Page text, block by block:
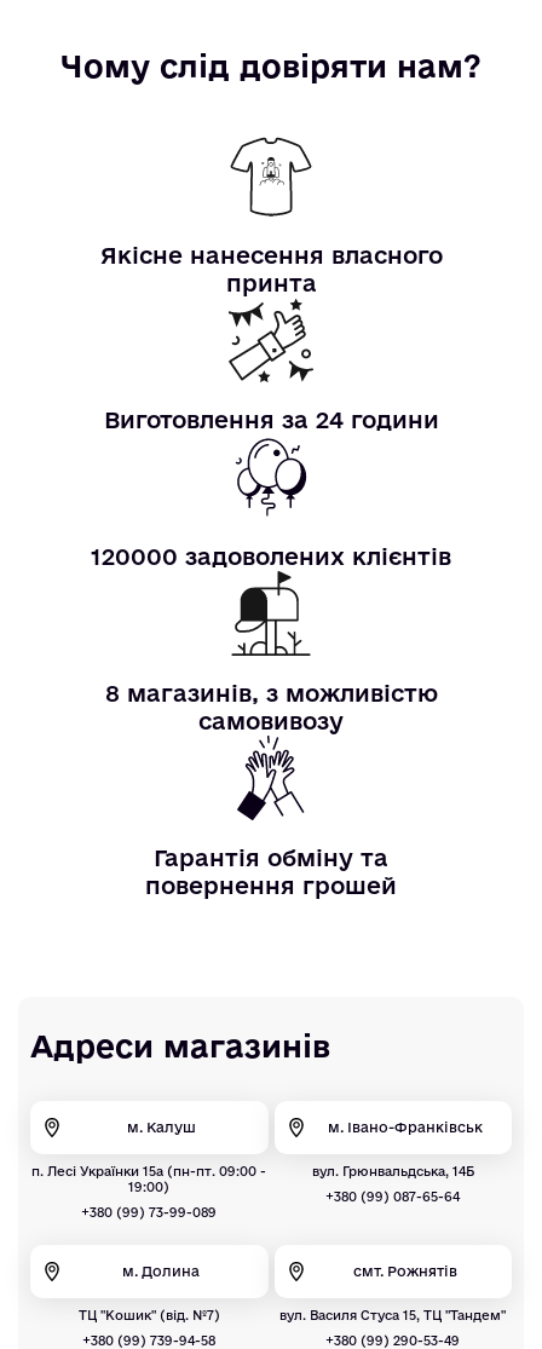
Чому слід довіряти нам?
Якісне нанесення власного
принта
Виготовлення за 24 години
120000 задоволених клієнтів
8 магазинів, з можливістю
самовивозу
Гарантія обміну та
повернення грошей
Адреси магазинів
м. Калуш
п. Лесі Українки 15а (пн-пт. 09:00 -
19:00)
+380 (99) 73-99-089
м. Івано-Франківськ
вул. Грюнвальдська, 14Б
+380 (99) 087-65-64
м. Долина
ТЦ "Кошик" (від. №7)
+380 (99) 739-94-58
смт. Рожнятів
вул. Василя Стуса 15, ТЦ "Тандем"
+380 (99) 290-53-49